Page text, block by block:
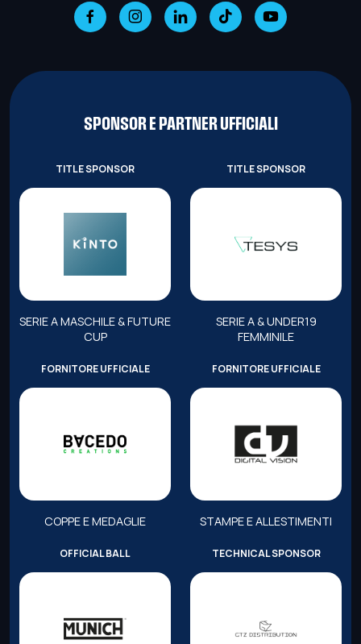
SPONSOR E PARTNER UFFICIALI
TITLE SPONSOR
SERIE A MASCHILE & FUTURE
CUP
TITLE SPONSOR
SERIE A & UNDER19
FEMMINILE
FORNITORE UFFICIALE
COPPE E MEDAGLIE
FORNITORE UFFICIALE
STAMPE E ALLESTIMENTI
OFFICIAL BALL TECHNICAL SPONSOR